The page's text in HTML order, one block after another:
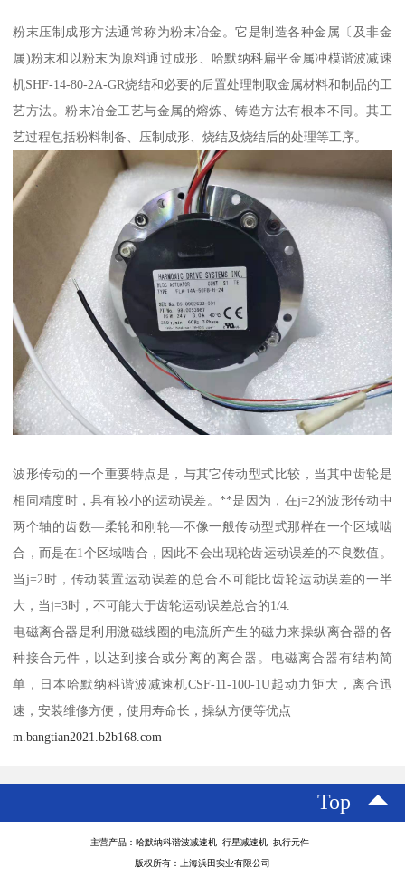
粉末压制成形方法通常称为粉末冶金。它是制造各种金属〔及非金
属)粉末和以粉末为原料通过成形、哈默纳科扁平金属冲模谐波减速
机SHF-14-80-2A-GR烧结和必要的后置处理制取金属材料和制品的工
艺方法。粉末冶金工艺与金属的熔炼、铸造方法有根本不同。其工
艺过程包括粉料制备、压制成形、烧结及烧结后的处理等工序。
波形传动的一个重要特点是，与其它传动型式比较，当其中齿轮是
相同精度时，具有较小的运动误差。**是因为，在j=2的波形传动中
两个轴的齿数—柔轮和刚轮—不像一般传动型式那样在一个区域啮
合，而是在1个区域啮合，因此不会出现轮齿运动误差的不良数值。
当j=2时，传动装置运动误差的总合不可能比齿轮运动误差的一半
大，当j=3时，不可能大于齿轮运动误差总合的1/4.
电磁离合器是利用激磁线圈的电流所产生的磁力来操纵离合器的各
种接合元件，以达到接合或分离的离合器。电磁离合器有结构简
单，日本哈默纳科谐波减速机CSF-11-100-1U起动力矩大，离合迅
速，安装维修方便，使用寿命长，操纵方便等优点
m.bangtian2021.b2b168.com
Top
主营产品：哈默纳科谐波减速机 行星减速机 执行元件
版权所有：上海浜田实业有限公司